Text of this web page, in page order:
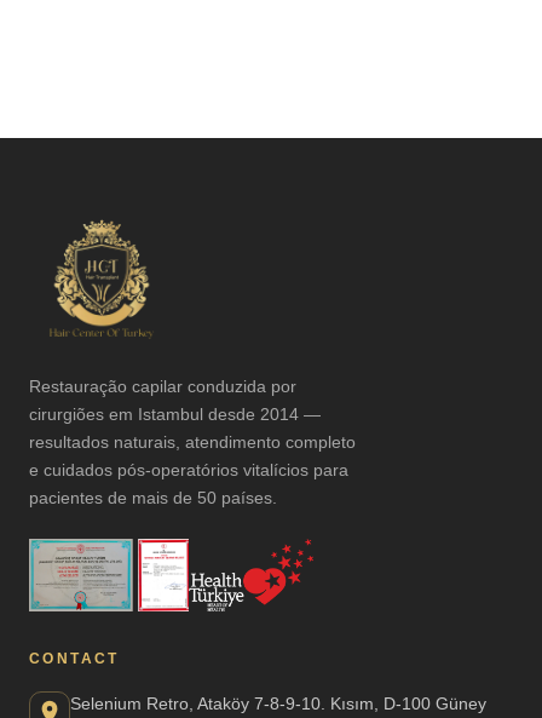
Restauração capilar conduzida por
cirurgiões em Istambul desde 2014 —
resultados naturais, atendimento completo
e cuidados pós-operatórios vitalícios para
pacientes de mais de 50 países.
CONTACT
Selenium Retro, Ataköy 7-8-9-10. Kısım, D-100 Güney